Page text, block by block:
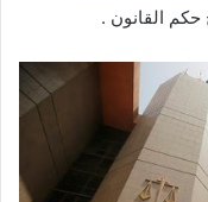
القانون .